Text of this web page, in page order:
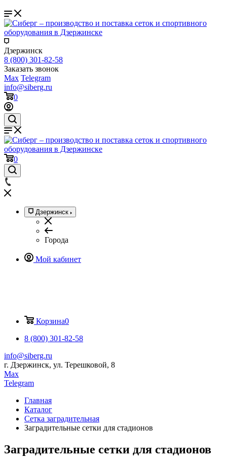
Дзержинск
8 (800) 301-82-58
Заказать звонок
Max Telegram
info@siberg.ru
0
0
Дзержинск
Города
Мой кабинет
Корзина0
8 (800) 301-82-58
info@siberg.ru
г. Дзержинск, ул. Терешковой, 8
Max
Telegram
Главная
Каталог
Сетка заградительная
Заградительные сетки для стадионов
Заградительные сетки для стадионов